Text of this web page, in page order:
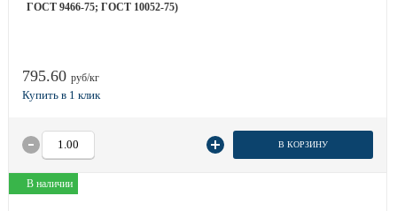
ГОСТ 9466-75; ГОСТ 10052-75)
795.60 руб/кг
В КОРЗИНУ
В наличии